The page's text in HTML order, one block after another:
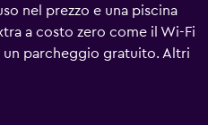
nel prezzo e una piscina
a costo zero come il Wi-Fi
parcheggio gratuito. Altri
2 bar/lounge e
Resort offre 106